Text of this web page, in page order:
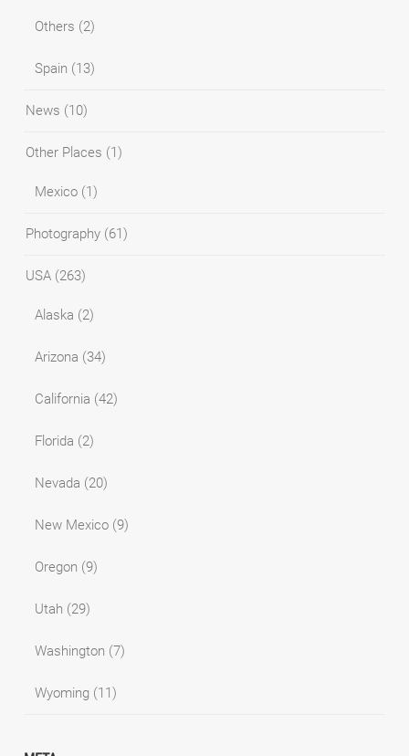
Others (2)
Spain (13)
News (10)
Other Places (1)
Mexico (1)
Photography (61)
USA (263)
Alaska (2)
Arizona (34)
California (42)
Florida (2)
Nevada (20)
New Mexico (9)
Oregon (9)
Utah (29)
Washington (7)
Wyoming (11)